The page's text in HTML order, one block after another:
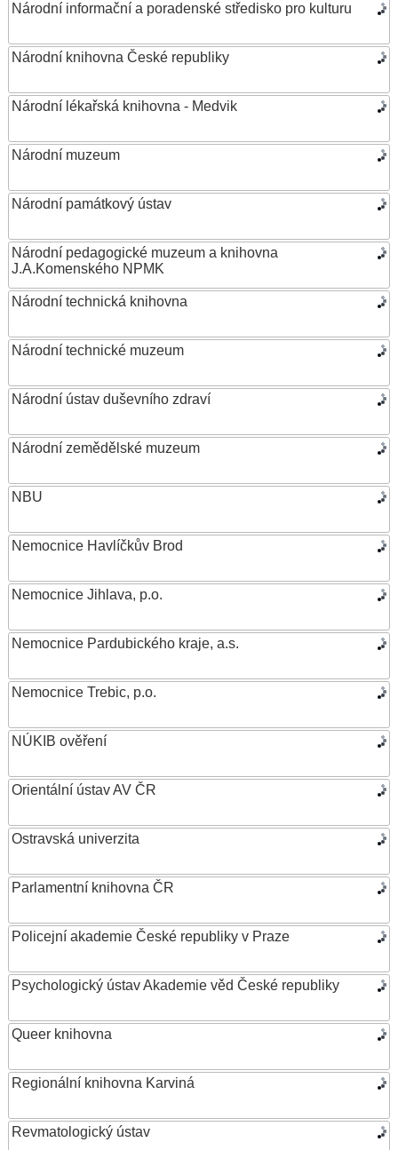
Národní informační a poradenské středisko pro kulturu
Národní knihovna České republiky
Národní lékařská knihovna - Medvik
Národní muzeum
Národní památkový ústav
Národní pedagogické muzeum a knihovna
J.A.Komenského NPMK
Národní technická knihovna
Národní technické muzeum
Národní ústav duševního zdraví
Národní zemědělské muzeum
NBU
Nemocnice Havlíčkův Brod
Nemocnice Jihlava, p.o.
Nemocnice Pardubického kraje, a.s.
Nemocnice Trebic, p.o.
NÚKIB ověření
Orientální ústav AV ČR
Ostravská univerzita
Parlamentní knihovna ČR
Policejní akademie České republiky v Praze
Psychologický ústav Akademie věd České republiky
Queer knihovna
Regionální knihovna Karviná
Revmatologický ústav